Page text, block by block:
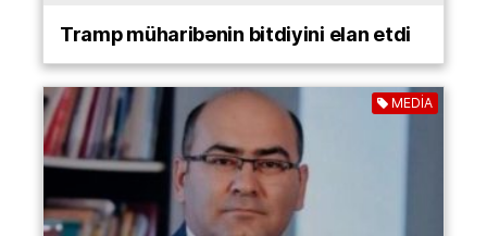
Tramp müharibənin bitdiyini elan etdi
MEDİA